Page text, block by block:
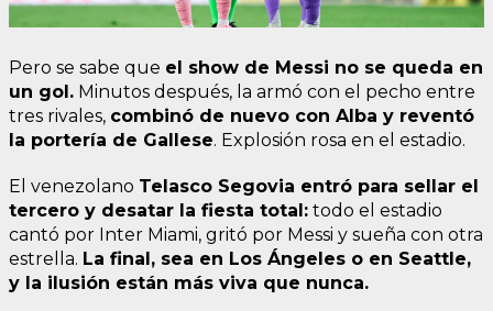
Pero se sabe que el show de Messi no se queda en
un gol. Minutos después, la armó con el pecho entre
tres rivales, combinó de nuevo con Alba y reventó
la portería de Gallese. Explosión rosa en el estadio.
El venezolano Telasco Segovia entró para sellar el
tercero y desatar la fiesta total: todo el estadio
cantó por Inter Miami, gritó por Messi y sueña con otra
estrella. La final, sea en Los Ángeles o en Seattle,
y la ilusión están más viva que nunca.